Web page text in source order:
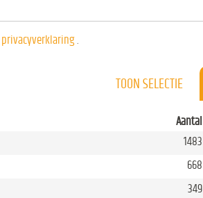
privacyverklaring
TOON SELECTIE
Aantal
1483
668
349